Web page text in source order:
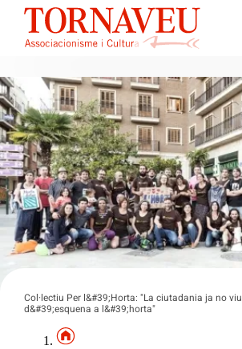
Col·lectiu Per l&#39;Horta: "La ciutadania ja no viu
d&#39;esquena a l&#39;horta"